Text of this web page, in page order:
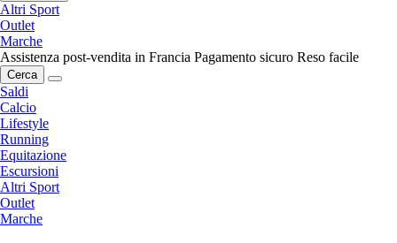
Altri Sport
Outlet
Marche
Assistenza post-vendita in Francia Pagamento sicuro Reso facile
Cerca
Saldi
Calcio
Lifestyle
Running
Equitazione
Escursioni
Altri Sport
Outlet
Marche